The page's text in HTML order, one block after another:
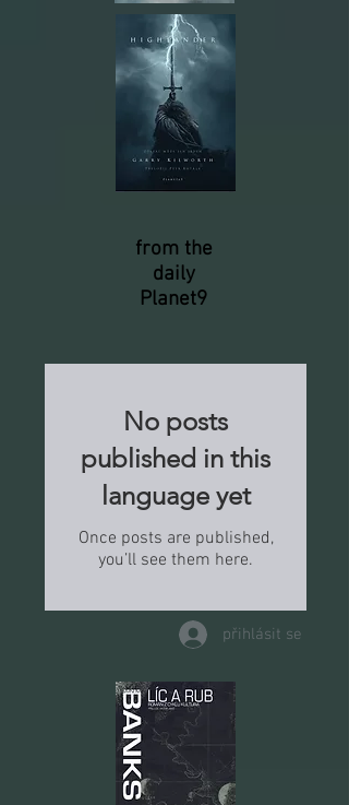
from the
daily
Planet9
No posts
published in this
language yet
Once posts are published,
you’ll see them here.
přihlásit se